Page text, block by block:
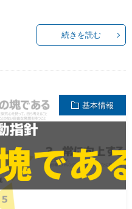
続きを読む
基本情報